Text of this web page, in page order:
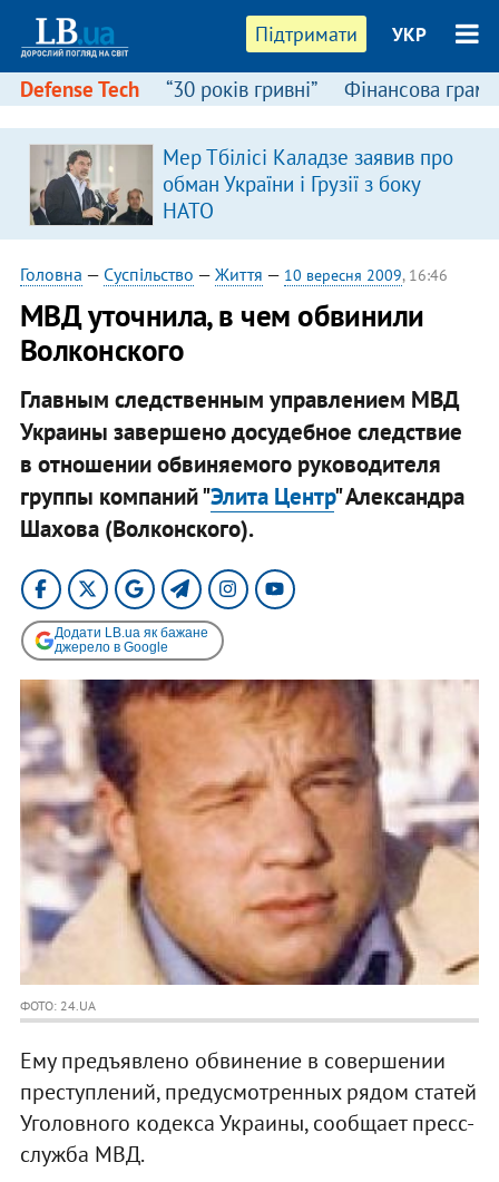
Підтримати УКР
Defense Tech “30 років гривні” Фінансова
Мер Тбілісі Каладзе заявив про
обман України і Грузії з боку
НАТО
Головна — Суспільство — Життя — 10 вересня 2009, 16:46
МВД уточнила, в чем обвинили
Волконского
Главным следственным управлением МВД
Украины завершено досудебное следствие
в отношении обвиняемого руководителя
группы компаний "Элита Центр" Александра
Шахова (Волконского).
Додати LB.ua як бажане
джерело в Google
ФОТО: 24.UA
Ему предъявлено обвинение в совершении
преступлений, предусмотренных рядом статей
Уголовного кодекса Украины, сообщает пресс-
служба МВД.